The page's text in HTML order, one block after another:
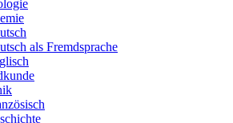
als Fremdsprache